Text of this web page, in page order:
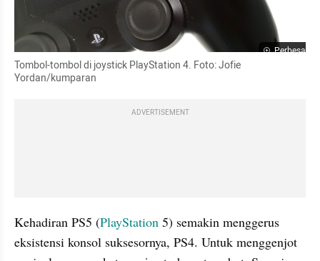
Perbesar
Tombol-tombol di joystick PlayStation 4. Foto: Jofie
Yordan/kumparan
ADVERTISEMENT
Kehadiran PS5 (PlayStation 5) semakin menggerus
eksistensi konsol suksesornya, PS4. Untuk menggenjot